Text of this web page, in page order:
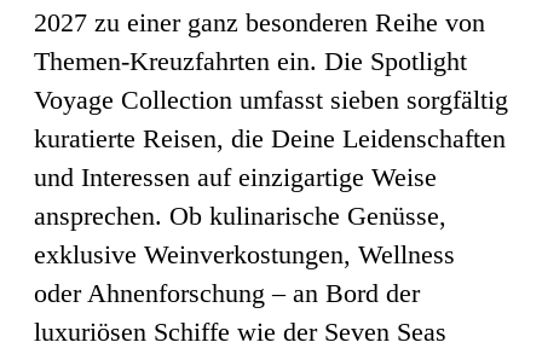
2027 zu einer ganz besonderen Reihe von
Themen-Kreuzfahrten ein. Die Spotlight
Voyage Collection umfasst sieben sorgfältig
kuratierte Reisen, die Deine Leidenschaften
und Interessen auf einzigartige Weise
ansprechen. Ob kulinarische Genüsse,
exklusive Weinverkostungen, Wellness
oder Ahnenforschung – an Bord der
luxuriösen Schiffe wie der Seven Seas